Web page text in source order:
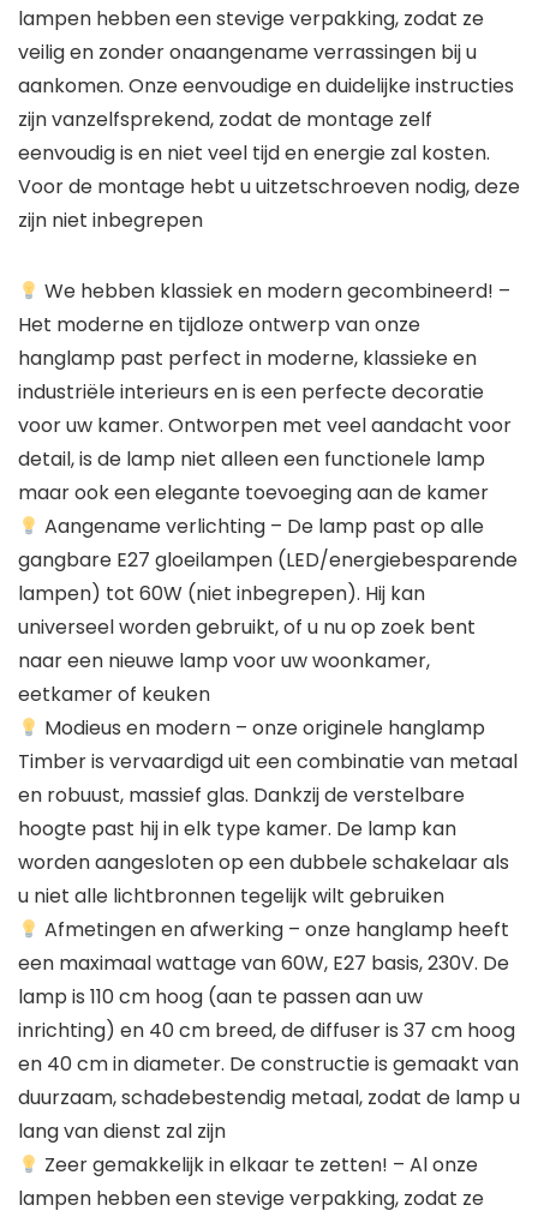
lampen hebben een stevige verpakking, zodat ze
veilig en zonder onaangename verrassingen bij u
aankomen. Onze eenvoudige en duidelijke instructies
zijn vanzelfsprekend, zodat de montage zelf
eenvoudig is en niet veel tijd en energie zal kosten.
Voor de montage hebt u uitzetschroeven nodig, deze
zijn niet inbegrepen
We hebben klassiek en modern gecombineerd! –
Het moderne en tijdloze ontwerp van onze
hanglamp past perfect in moderne, klassieke en
industriële interieurs en is een perfecte decoratie
voor uw kamer. Ontworpen met veel aandacht voor
detail, is de lamp niet alleen een functionele lamp
maar ook een elegante toevoeging aan de kamer
Aangename verlichting – De lamp past op alle
gangbare E27 gloeilampen (LED/energiebesparende
lampen) tot 60W (niet inbegrepen). Hij kan
universeel worden gebruikt, of u nu op zoek bent
naar een nieuwe lamp voor uw woonkamer,
eetkamer of keuken
Modieus en modern – onze originele hanglamp
Timber is vervaardigd uit een combinatie van metaal
en robuust, massief glas. Dankzij de verstelbare
hoogte past hij in elk type kamer. De lamp kan
worden aangesloten op een dubbele schakelaar als
u niet alle lichtbronnen tegelijk wilt gebruiken
Afmetingen en afwerking – onze hanglamp heeft
een maximaal wattage van 60W, E27 basis, 230V. De
lamp is 110 cm hoog (aan te passen aan uw
inrichting) en 40 cm breed, de diffuser is 37 cm hoog
en 40 cm in diameter. De constructie is gemaakt van
duurzaam, schadebestendig metaal, zodat de lamp u
lang van dienst zal zijn
Zeer gemakkelijk in elkaar te zetten! – Al onze
lampen hebben een stevige verpakking, zodat ze